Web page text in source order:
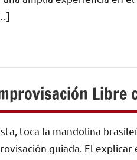
Libre
toca la mandolina
guiada. El